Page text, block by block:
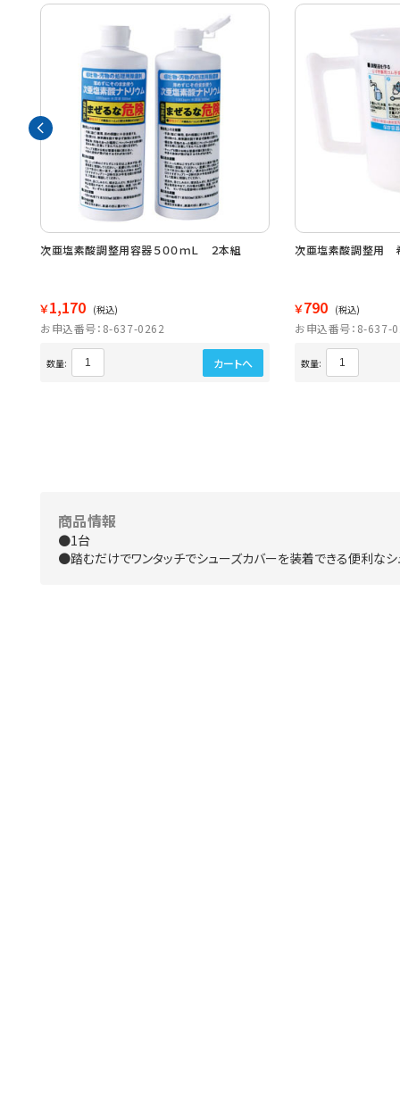
次亜塩素酸調整用容器５００ｍＬ ２本組
￥1,170 (税込)
お申込番号：8-637-0262
数量: カートへ
次亜塩素酸調整用
￥790 (税込)
お申込番号：8-637-
数量:
商品情報
●1台
●踏むだけでワンタッチでシューズカバーを装着できる便利なシ